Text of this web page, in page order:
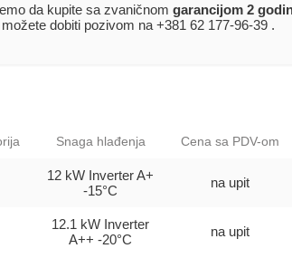
da kupite sa zvaničnom garancijom 2
dobiti pozivom na +381 62 177-96-39 .
Snaga hlađenja Cena sa PDV-om
12 kW InverterA+
-15°C
na upit
12.1 kW Inverter
A++ -20°C
na upit